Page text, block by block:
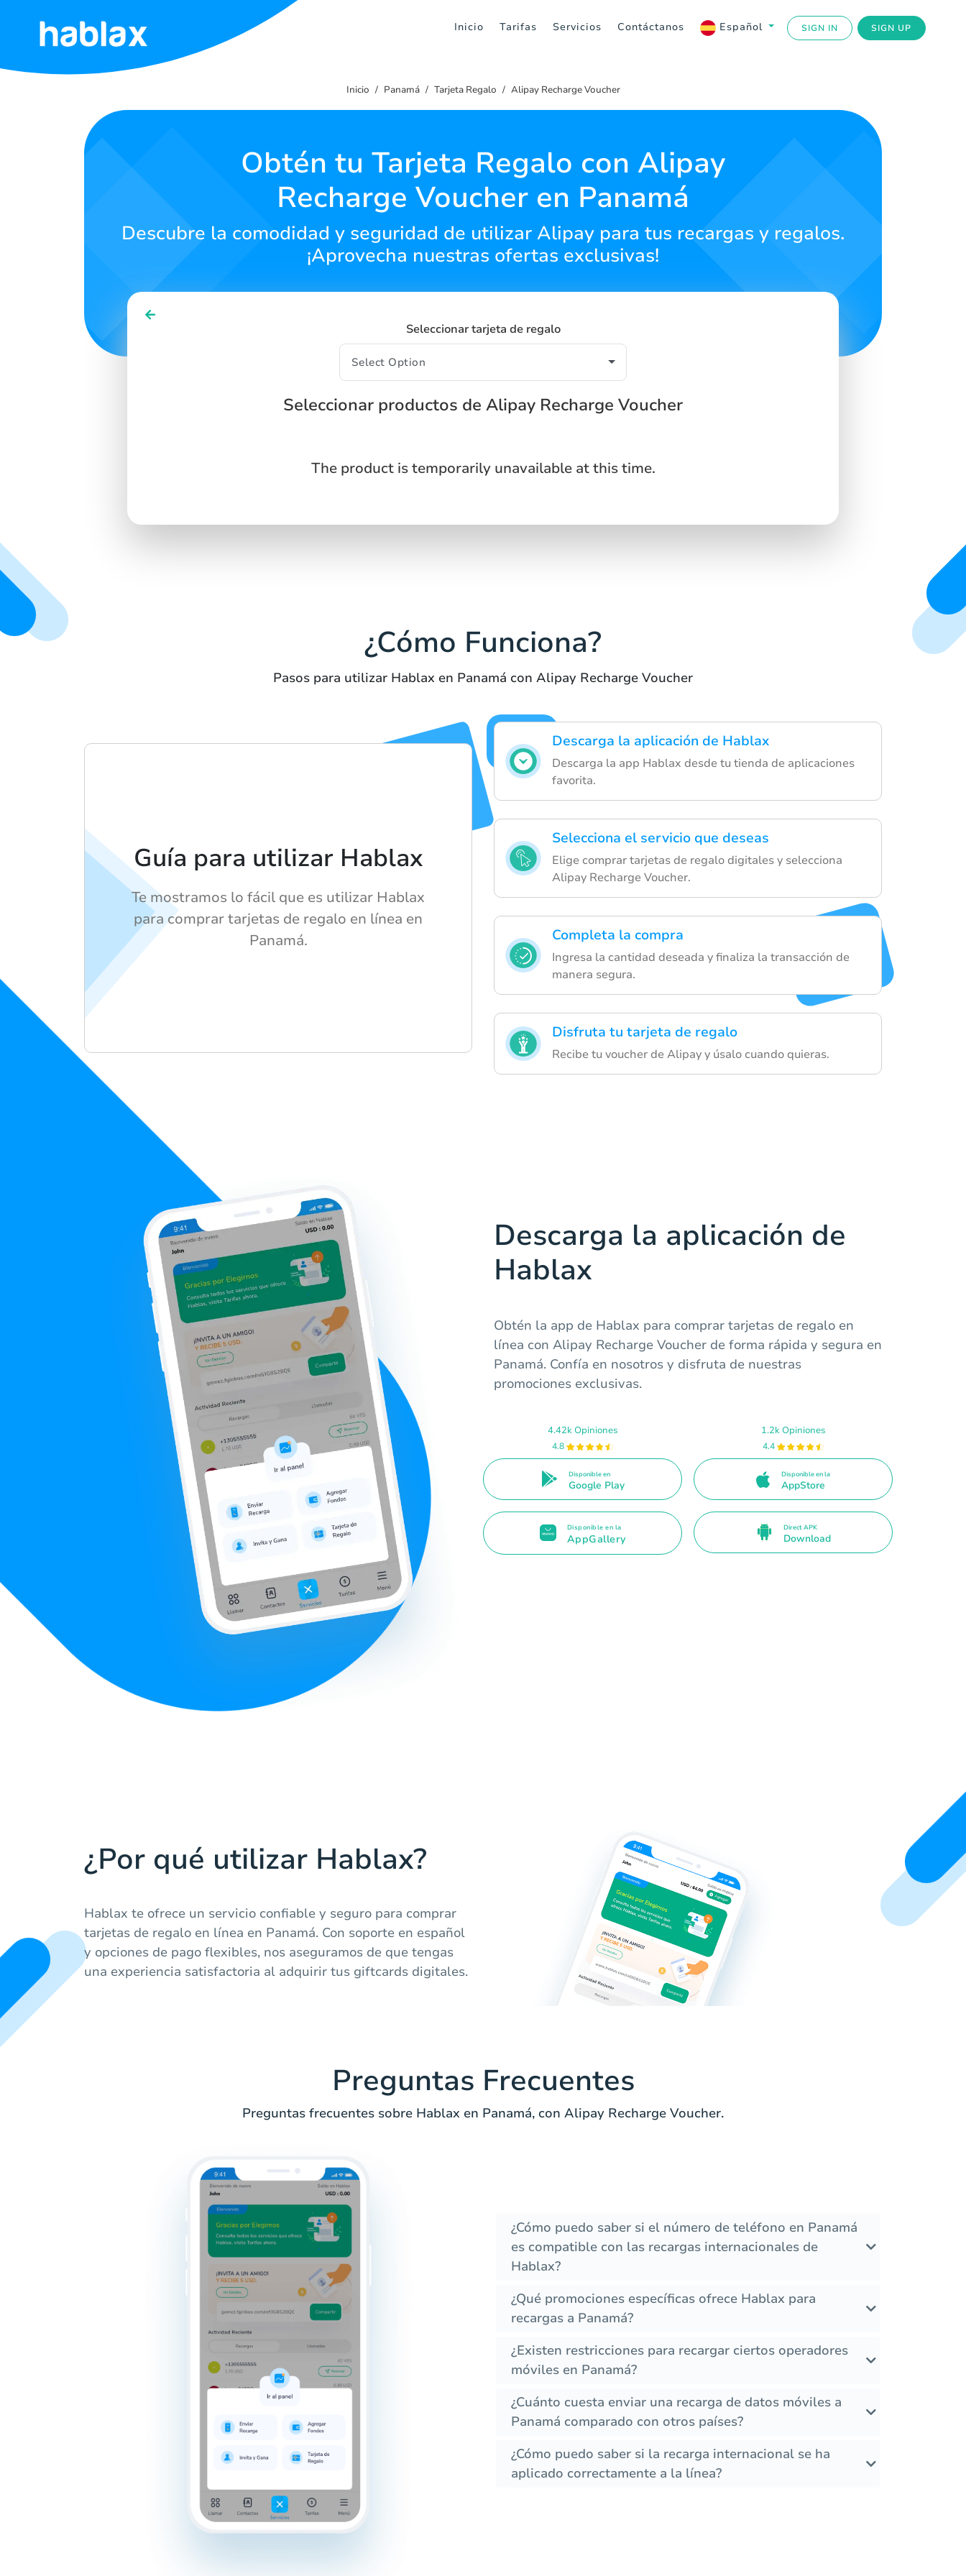
Inicio Tarifas Servicios Contáctanos Español SIGN IN SIGN UP
Inicio
Inicio Panamá Tarjeta Regalo Alipay Recharge Voucher
Obtén tu Tarjeta Regalo con Alipay
Recharge Voucher en Panamá
Descubre la comodidad y seguridad de utilizar Alipay para tus recargas y regalos.
¡Aprovecha nuestras ofertas exclusivas!
Seleccionar tarjeta de regalo
Seleccionar productos de Alipay Recharge Voucher
The product is temporarily unavailable at this time.
¿Cómo Funciona?
Pasos para utilizar Hablax en Panamá con Alipay Recharge Voucher
Descarga la aplicación de Hablax
Descarga la app Hablax desde tu tienda de aplicaciones
favorita.
Selecciona el servicio que deseas
Elige comprar tarjetas de regalo digitales y selecciona
Alipay Recharge Voucher.
Completa la compra
Ingresa la cantidad deseada y finaliza la transacción de
manera segura.
Disfruta tu tarjeta de regalo
Recibe tu voucher de Alipay y úsalo cuando quieras.
Guía para utilizar Hablax
Te mostramos lo fácil que es utilizar Hablax
para comprar tarjetas de regalo en línea en
Panamá.
Descarga la aplicación de
Hablax
Obtén la app de Hablax para comprar tarjetas de regalo en
línea con Alipay Recharge Voucher de forma rápida y segura en
Panamá. Confía en nosotros y disfruta de nuestras
promociones exclusivas.
4.42k Opiniones
4.8
Disponible en
Google Play
1.2k Opiniones
4.4
Disponible en la
AppStore
Disponible en la
AppGallery
Direct APK
Download
¿Por qué utilizar Hablax?
Hablax te ofrece un servicio confiable y seguro para comprar
tarjetas de regalo en línea en Panamá. Con soporte en español
y opciones de pago flexibles, nos aseguramos de que tengas
una experiencia satisfactoria al adquirir tus giftcards digitales.
Preguntas Frecuentes
Preguntas frecuentes sobre Hablax en Panamá, con Alipay Recharge Voucher.
¿Cómo puedo saber si el número de teléfono en Panamá
es compatible con las recargas internacionales de
Hablax?
¿Qué promociones específicas ofrece Hablax para
recargas a Panamá?
¿Existen restricciones para recargar ciertos operadores
móviles en Panamá?
¿Cuánto cuesta enviar una recarga de datos móviles a
Panamá comparado con otros países?
¿Cómo puedo saber si la recarga internacional se ha
aplicado correctamente a la línea?